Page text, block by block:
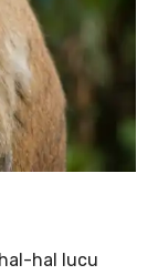
hal lucu